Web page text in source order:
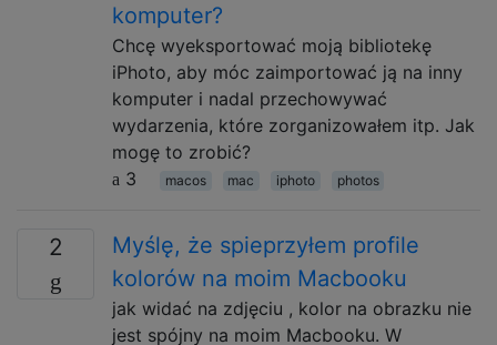
komputer?
Chcę wyeksportować moją bibliotekę
iPhoto, aby móc zaimportować ją na inny
komputer i nadal przechowywać
wydarzenia, które zorganizowałem itp. Jak
mogę to zrobić?
3
macos mac iphoto photos
2
Myślę, że spieprzyłem profile
kolorów na moim Macbooku
jak widać na zdjęciu , kolor na obrazku nie
jest spójny na moim Macbooku. W